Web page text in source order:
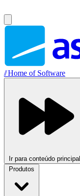
//Home of Software
Ir para conteúdo principal
Produtos